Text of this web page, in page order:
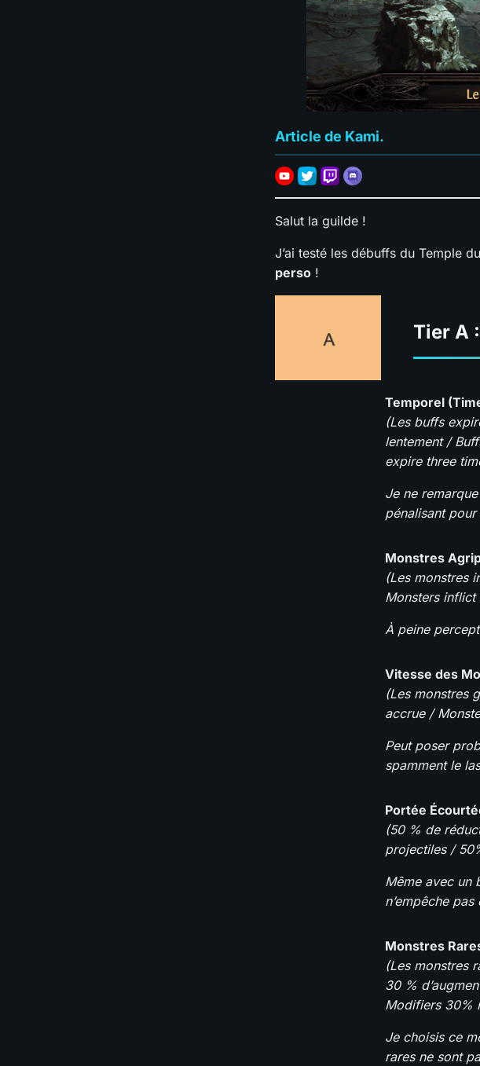
Article de Kami.
Salut la guilde !
J’ai testé les débuffs du Temple
perso !
Tier A
Temporel
(Les buffs
lentement /
expire three
Je ne
pénalisant pour
Monstres
(Les monstres
Monsters inflict
À peine
Vitesse des
(Les monstres
accrue /
Peut poser
spamment le
Portée
(50 % de
projectiles /
Même avec un
n’empêche pas
Monstres
(Les monstres
30 %
Modifiers 30%
Je choisis ce
rares ne sont